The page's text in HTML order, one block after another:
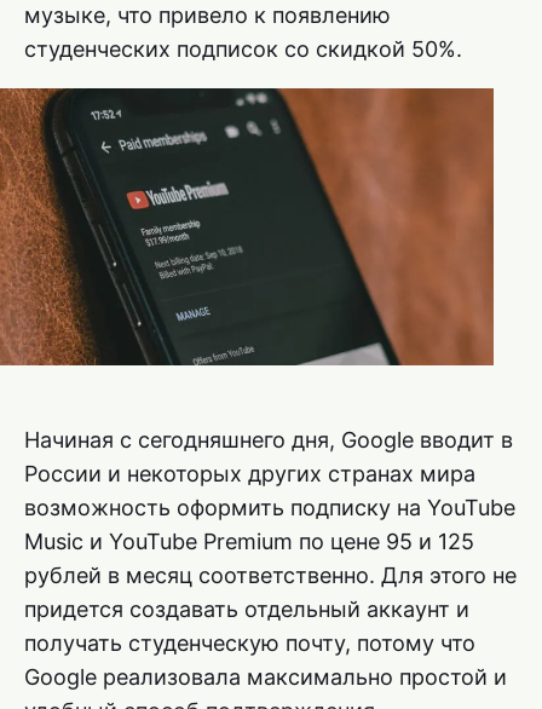
музыке, что привело к появлению
студенческих подписок со скидкой 50%.
Начиная с сегодняшнего дня, Google вводит в
России и некоторых других странах мира
возможность оформить подписку на YouTube
Music и YouTube Premium по цене 95 и 125
рублей в месяц соответственно. Для этого не
придется создавать отдельный аккаунт и
получать студенческую почту, потому что
Google реализовала максимально простой и